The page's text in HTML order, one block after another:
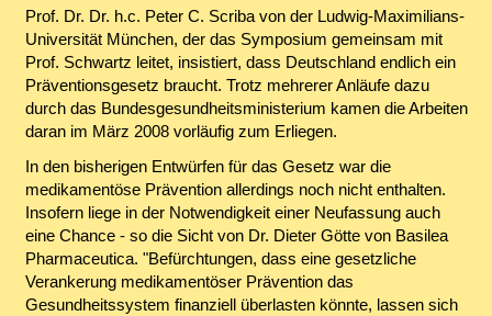
Prof. Dr. Dr. h.c. Peter C. Scriba von der Ludwig-Maximilians-
Universität München, der das Symposium gemeinsam mit
Prof. Schwartz leitet, insistiert, dass Deutschland endlich ein
Präventionsgesetz braucht. Trotz mehrerer Anläufe dazu
durch das Bundesgesundheitsministerium kamen die Arbeiten
daran im März 2008 vorläufig zum Erliegen.
In den bisherigen Entwürfen für das Gesetz war die
medikamentöse Prävention allerdings noch nicht enthalten.
Insofern liege in der Notwendigkeit einer Neufassung auch
eine Chance - so die Sicht von Dr. Dieter Götte von Basilea
Pharmaceutica. "Befürchtungen, dass eine gesetzliche
Verankerung medikamentöser Prävention das
Gesundheitssystem finanziell überlasten könnte, lassen sich